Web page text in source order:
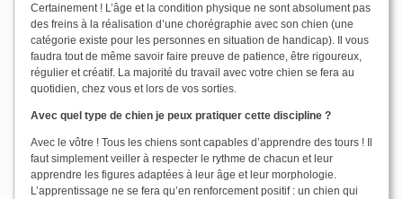
Certainement ! L’âge et la condition physique ne sont absolument pas
des freins à la réalisation d’une chorégraphie avec son chien (une
catégorie existe pour les personnes en situation de handicap). Il vous
faudra tout de même savoir faire preuve de patience, être rigoureux,
régulier et créatif. La majorité du travail avec votre chien se fera au
quotidien, chez vous et lors de vos sorties.
Avec quel type de chien je peux pratiquer cette discipline ?
Avec le vôtre ! Tous les chiens sont capables d’apprendre des tours ! Il
faut simplement veiller à respecter le rythme de chacun et leur
apprendre les figures adaptées à leur âge et leur morphologie.
L’apprentissage ne se fera qu’en renforcement positif : un chien qui